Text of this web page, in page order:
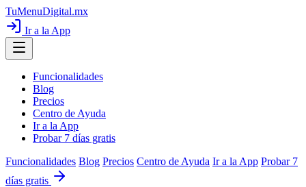
TuMenuDigital.mx
Ir a la App
Funcionalidades
Blog
Precios
Centro de Ayuda
Ir a la App
Probar 7 días gratis
Funcionalidades Blog Precios Centro de Ayuda Ir a la App Probar 7
días gratis